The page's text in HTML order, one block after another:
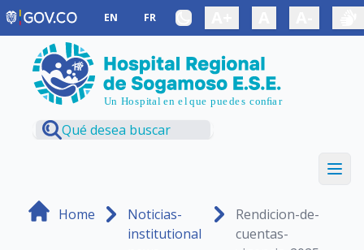
Saltar al contenido principal
EN FR
Home
Noticias-
institutional
Rendicion-de-
cuentas-